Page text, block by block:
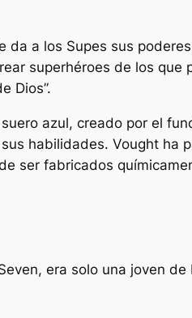
da a los Supes sus
superhéroes de los
Dios”.
azul, creado por el
habilidades. Vought
ser fabricados
era solo una joven